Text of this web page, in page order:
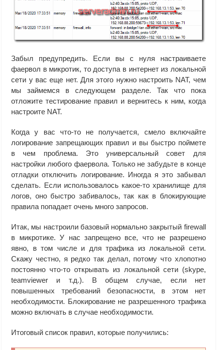
Забыл предупредить. Если вы с нуля настраиваете
фаервол в микротик, то доступа в интернет из локальной
сети у вас еще нет. Для этого нужно настроить NAT, чем
мы займемся в следующем разделе. Так что пока
отложите тестирование правил и вернитесь к ним, когда
настроите NAT.
Когда у вас что-то не получается, смело включайте
логирование запрещающих правил и вы быстро поймете
в чем проблема. Это универсальный совет для
настройки любого фаервола. Только не забудьте в конце
отладки отключить логирование. Иногда я это забывал
сделать. Если использовалось какое-то хранилище для
логов, оно быстро забивалось, так как в блокирующие
правила попадает очень много запросов.
Итак, мы настроили базовый нормально закрытый firewall
в микротике. У нас запрещено все, что не разрешено
явно, в том числе и для трафика из локальной сети.
Скажу честно, я редко так делал, потому что хлопотно
постоянно что-то открывать из локальной сети (skype,
teamviewer и т.д.). В общем случае, если нет
повышенных требований безопасности, в этом нет
необходимости. Блокирование не разрешенного трафика
можно включать в случае необходимости.
Итоговый список правил, которые получились: